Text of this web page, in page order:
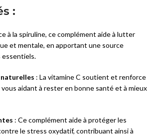
:
à la spiruline, ce complément aide à lutter
et mentale, en apportant une source
naturelles : La vitamine C soutient et renforce
aidant à rester en bonne santé et à mieux
: Ce complément aide à protéger les
le stress oxydatif, contribuant ainsi à